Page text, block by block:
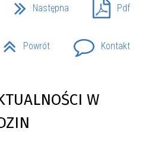
Następna Pdf
Powrót Kontakt
W